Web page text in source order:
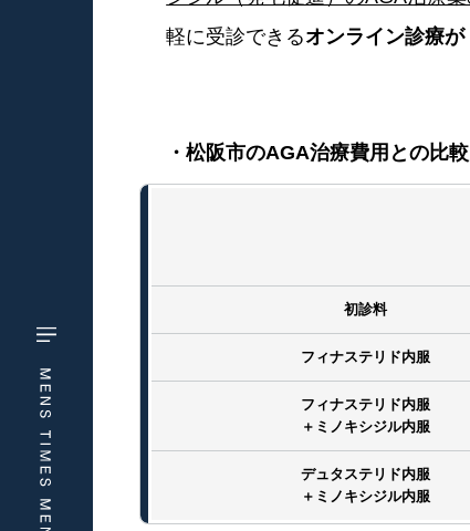
軽に受診できるオンライン診療が
・松阪市のAGA治療費用との比較
初診料
フィナステリド内服
フィナステリド内服
＋ミノキシジル内服
デュタステリド内服
＋ミノキシジル内服